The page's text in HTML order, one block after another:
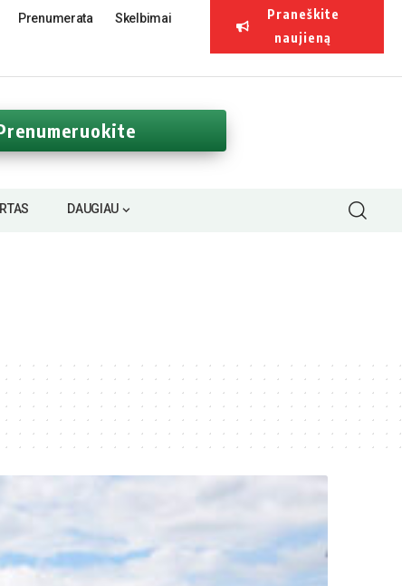
Prenumerata Skelbimai
Praneškite
naujieną
DAUGIAU